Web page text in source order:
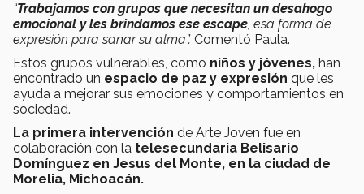
“Trabajamos con grupos que necesitan un desahogo
emocional y les brindamos ese escape, esa forma de
expresión para sanar su alma”. Comentó Paula.
Estos grupos vulnerables, como niños y jóvenes, han
encontrado un espacio de paz y expresión que les
ayuda a mejorar sus emociones y comportamientos en
sociedad.
La primera intervención de Arte Joven fue en
colaboración con la telesecundaria Belisario
Domínguez en Jesus del Monte, en la ciudad de
Morelia, Michoacán.